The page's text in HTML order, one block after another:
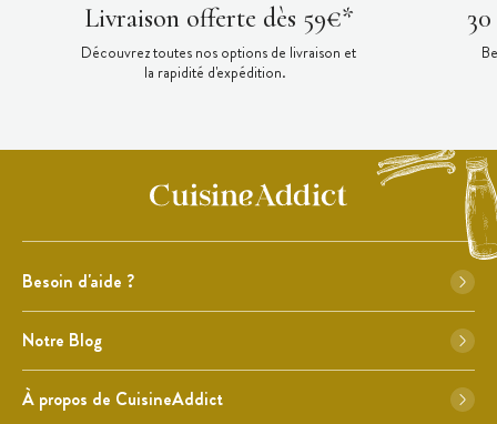
Livraison offerte dès 59€*
Découvrez toutes nos options de livraison et
la rapidité d'expédition.
Besoin d'aide ?
Notre Blog
À propos de CuisineAddict